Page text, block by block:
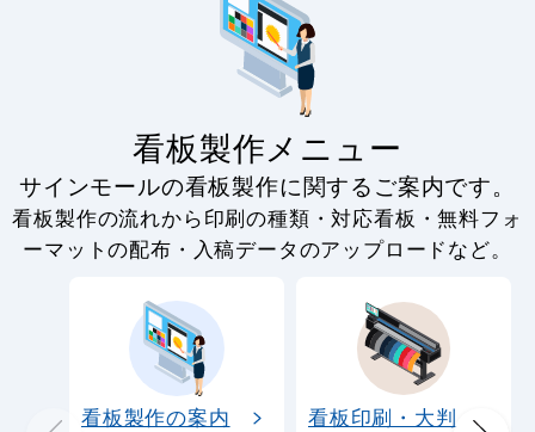
看板製作メニュー
サインモールの看板製作に関するご案内です。
看板製作の流れから印刷の種類・対応看板・無料フォ
ーマットの配布・入稿データのアップロードなど。
看板製作の案内
看板印刷・大判